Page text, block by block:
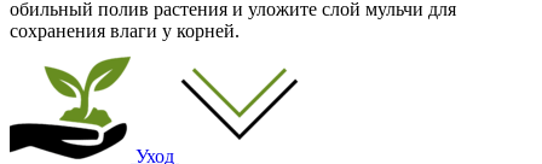
обильный полив растения и уложите слой мульчи для
сохранения влаги у корней.
Уход